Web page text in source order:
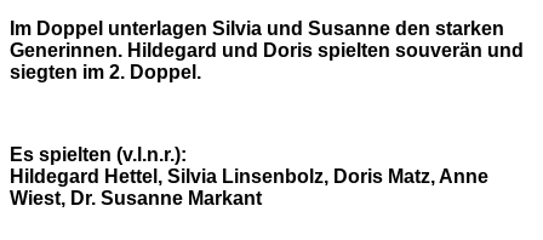
Im Doppel unterlagen Silvia und Susanne den starken
Generinnen. Hildegard und Doris spielten souverän und
siegten im 2. Doppel.
Es spielten (v.l.n.r.):
Hildegard Hettel, Silvia Linsenbolz, Doris Matz, Anne
Wiest, Dr. Susanne Markant